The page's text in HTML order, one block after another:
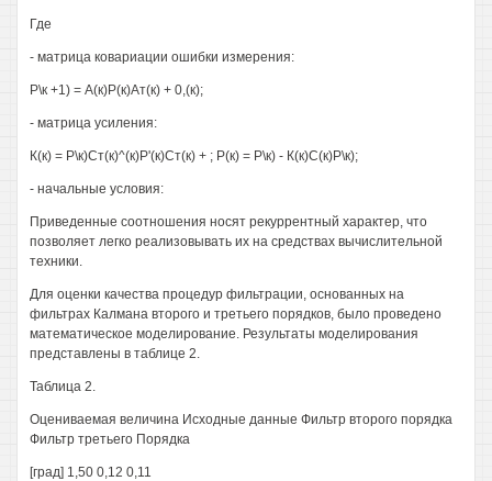
Где
- матрица ковариации ошибки измерения:
Р\к +1) = А(к)Р(к)Ат(к) + 0,(к);
- матрица усиления:
К(к) = Р\к)Ст(к)^(к)Р'(к)Ст(к) + ; Р(к) = Р\к) - К(к)С(к)Р\к);
- начальные условия:
Приведенные соотношения носят рекуррентный характер, что
позволяет легко реализовывать их на средствах вычислительной
техники.
Для оценки качества процедур фильтрации, основанных на
фильтрах Калмана второго и третьего порядков, было проведено
математическое моделирование. Результаты моделирования
представлены в таблице 2.
Таблица 2.
Оцениваемая величина Исходные данные Фильтр второго порядка
Фильтр третьего Порядка
[град] 1,50 0,12 0,11